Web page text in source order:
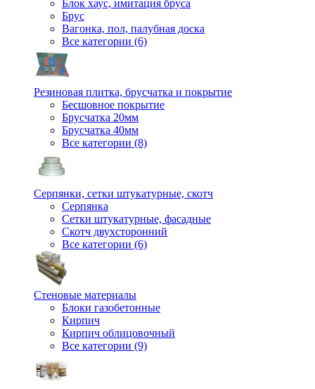
Блок хаус, имитация бруса
Брус
Вагонка, пол, палубная доска
Все категории (6)
Резиновая плитка, брусчатка и покрытие
Бесшовное покрытие
Брусчатка 20мм
Брусчатка 40мм
Все категории (8)
Серпянки, сетки штукатурные, скотч
Серпянка
Сетки штукатурные, фасадные
Скотч двухсторонний
Все категории (6)
Стеновые материалы
Блоки газобетонные
Кирпич
Кирпич облицовочный
Все категории (9)